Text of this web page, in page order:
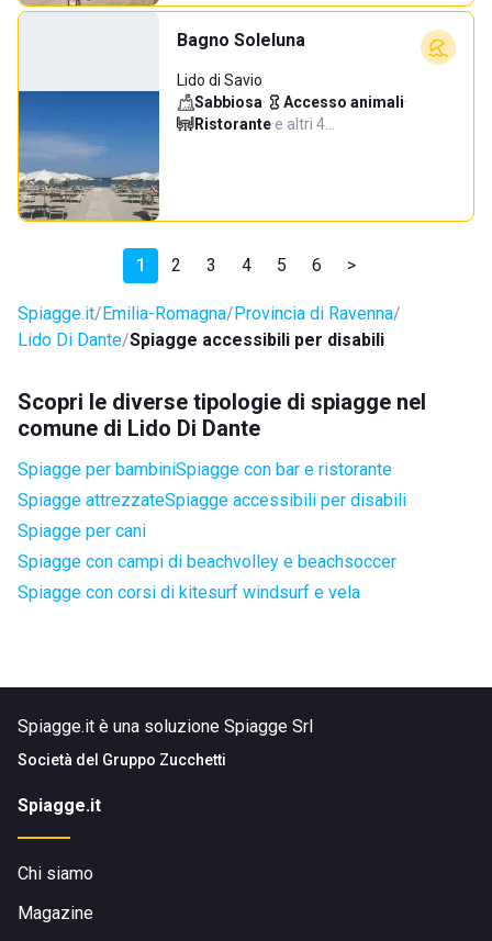
Bagno Soleluna
Lido di Savio
Sabbiosa· Accesso animali·
Ristorante·e altri 4…
1 2 3 4 5 6 >
Spiagge.it Emilia-Romagna Provincia di Ravenna
Lido Di Dante Spiagge accessibili per disabili
Scopri le diverse tipologie di spiagge nel
comune di Lido Di Dante
Spiagge per bambiniSpiagge con bar e ristorante
Spiagge attrezzateSpiagge accessibili per disabili
Spiagge per cani
Spiagge con campi di beachvolley e beachsoccer
Spiagge con corsi di kitesurf windsurf e vela
Spiagge.it è una soluzione Spiagge Srl
Società del Gruppo Zucchetti
Spiagge.it
Chi siamo
Magazine